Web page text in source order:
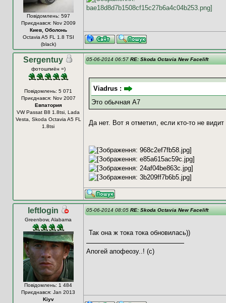
Повідомлень: 597
Приєднався: Nov 2009
Киев, Оболонь
Octavia A5 FL 1.8 TSI
(black)
Sergentuy
фотошпиён =)
Повідомлень: 5 071
Приєднався: Nov 2007
Евпатория
VW Passat B8 1.8tsi, Lada
Vesta, Skoda Octavia A5 FL
1.8tsi
05-06-2014 06:57 RE: Skoda Octavia New Facelift
Viadrus :
Это обычная А7
Да нет. Вот я отметил, если кто-то не видит
leftlogin
Greenbow, Alabama
Повідомлень: 1 484
Приєднався: Jan 2013
Kiyv
05-06-2014 08:05 RE: Skoda Octavia New Facelift
Так она ж тока тока обновилась))
Апогей апофеозу..! (с)